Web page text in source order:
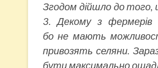
Згодом дійшло до того,
3. Декому з фермерів
бо не мають
привозять селяни.
бути максимально